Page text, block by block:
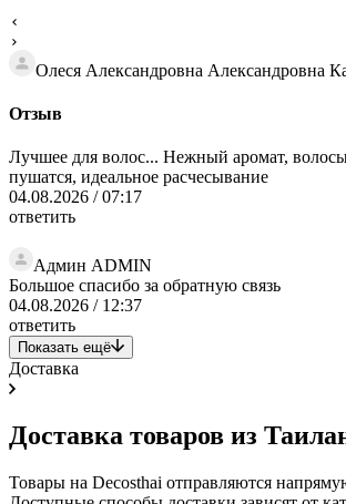
Олеся Александровна Александровна
Отзыв
Лучшее для волос... Нежный аромат,
пушатся, идеальное расчесывание
04.08.2026 / 07:17
ответить
Админ ADMIN
Большое спасибо за обратную связь
04.08.2026 / 12:37
ответить
Показать ещё
Доставка
Доставка товаров из
Товары на Decosthai отправляются